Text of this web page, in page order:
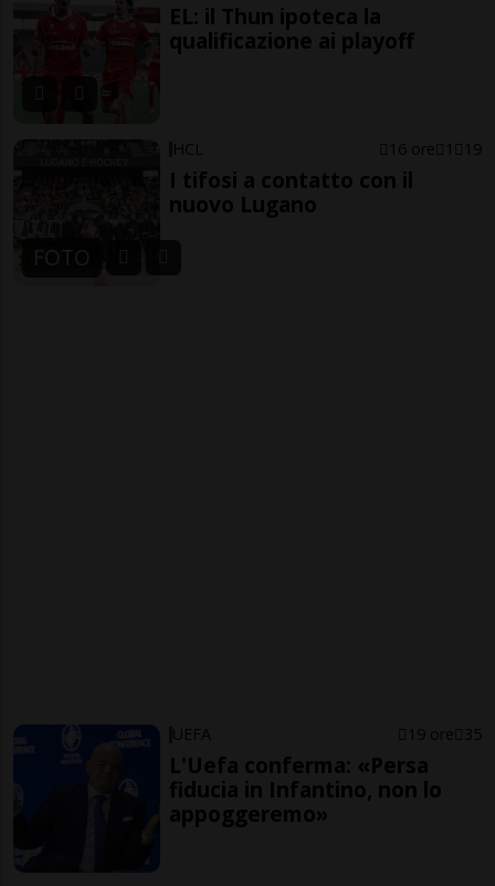
EL: il Thun ipoteca la
qualificazione ai playoff
FOTO
HCL 16 ore 1 19
I tifosi a contatto con il
nuovo Lugano
UEFA 19 ore 35
L'Uefa conferma: «Persa
fiducia in Infantino, non lo
appoggeremo»